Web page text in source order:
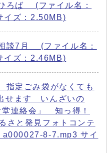
ろば (ファイル名：
ズ：2.50MB)
談7月 (ファイル名：
ズ：2.46MB)
定ごみ袋がなくても
せます いんざいの
連絡会」 知っ得！
と発見フォトコンテ
8-7.mp3 サイ